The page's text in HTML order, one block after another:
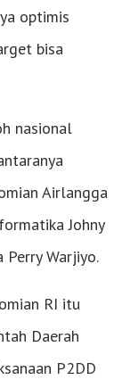
optimis
bisa
nasional
Airlangga
Johny
Perry Warjiyo.
RI itu
Daerah
P2DD